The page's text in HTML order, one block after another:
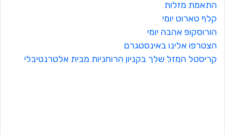
התאמת מזלות
קלף טארוט יומי
הורוסקופ אהבה יומי
הצטרפו אלינו באינסטגרם
קריסטל המזל שלך בקניון הרוחניות מבית אלטרנטיבלי